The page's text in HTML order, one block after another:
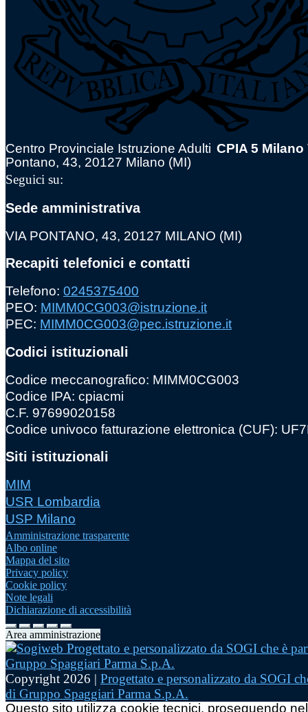
Centro Provinciale Istruzione Adulti CPIA 5 Milano
Pontano, 43, 20127 Milano (MI)
Seguici su:
Sede amministrativa
VIA PONTANO, 43, 20127 MILANO (MI)
Recapiti telefonici e contatti
Telefono: 0245375400
PEO: MIMM0CG003@istruzione.it
PEC: MIMM0CG003@pec.istruzione.it
Codici istituzionali
Codice meccanografico: MIMM0CG003
Codice IPA: cpiacmi
C.F. 97699020158
Codice univoco fatturazione elettronica (CUF):
Siti istituzionali
MIM
USR Lombardia
USP Milano
Amministrazione trasparente
Albo online
Mappa del sito
Privacy policy
Cookie policy
Note legali
Dichiarazione di accessibilità
Area amministrazione
Copyright 2026 | Progettato e personalizzato da SOGI
di Gruppo Spaggiari Parma S.p.A.
Questo sito utilizza cookie tecnici, proseguendo